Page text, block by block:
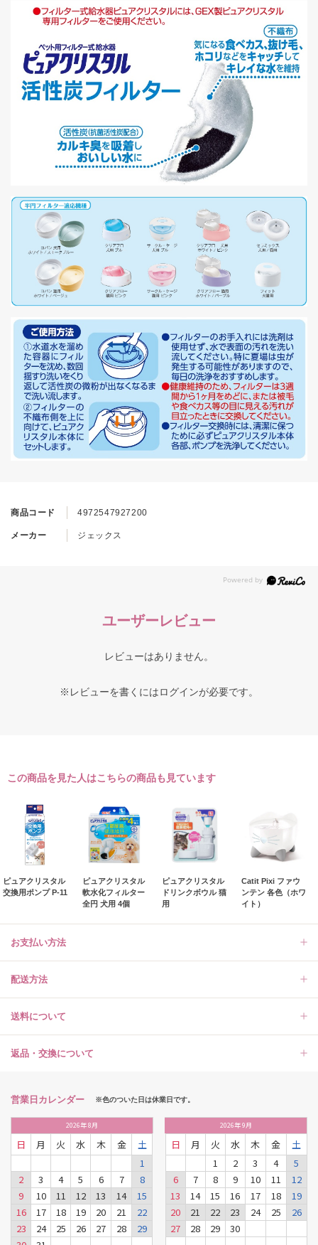
商品コード 4972547927200
メーカー ジェックス
ユーザーレビュー
レビューはありません。
※レビューを書くにはログインが必要です。
この商品を見た人はこちらの商品も見ています
ピュアクリスタル
交換用ポンプ P-11
ピュアクリスタル
軟水化フィルター
全円 犬用 4個
ピュアクリスタル
ドリンクボウル 猫
用
Catit Pixi ファウ
ンテン 各色（ホワ
イト）
お支払い方法
配送方法
送料について
返品・交換について
営業日カレンダー ※色のついた日は休業日です。
2026年8月
日 月 火 水 木 金
土
1
2
3 4 5 6 7
8
9
10 11 12 13 14
15
16
17 18 19 20 21
22
23
24 25 26 27 28
29
2026年9月
日 月 火 水 木 金
土
1
2 3 4
5
6
7 8 9 10 11
12
13
14 15 16 17 18
19
20
21 22 23 24 25
26
27
28 29 30